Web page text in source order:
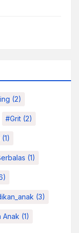
(2)
#grit (2)
(1)
(1)
(3)
Anak (1)